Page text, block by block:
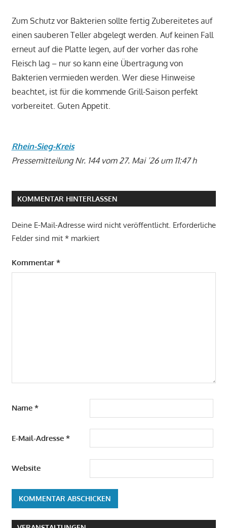
Zum Schutz vor Bakterien sollte fertig Zubereitetes auf
einen sauberen Teller abgelegt werden. Auf keinen Fall
erneut auf die Platte legen, auf der vorher das rohe
Fleisch lag – nur so kann eine Übertragung von
Bakterien vermieden werden. Wer diese Hinweise
beachtet, ist für die kommende Grill-Saison perfekt
vorbereitet. Guten Appetit.
Rhein-Sieg-Kreis
Pressemitteilung Nr. 144 vom 27. Mai ’26 um 11:47 h
KOMMENTAR HINTERLASSEN
Deine E-Mail-Adresse wird nicht veröffentlicht. Erforderliche
Felder sind mit *markiert
Kommentar *
Name *
E-Mail-Adresse *
Website